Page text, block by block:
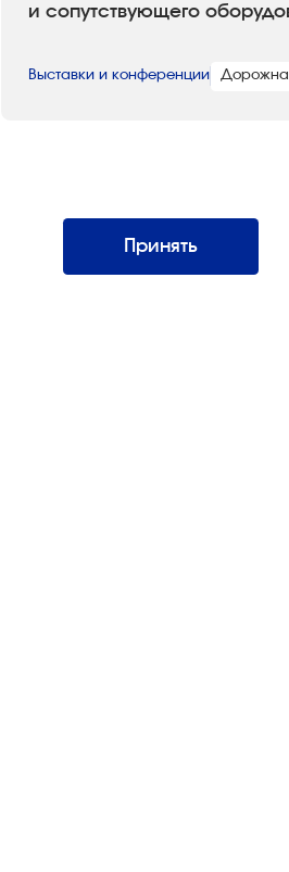
и сопутствующего
Выставки и конференции
Интернэшнл»
Все права защищены. Использование
возможно только со ссылкой на источник.
Принять